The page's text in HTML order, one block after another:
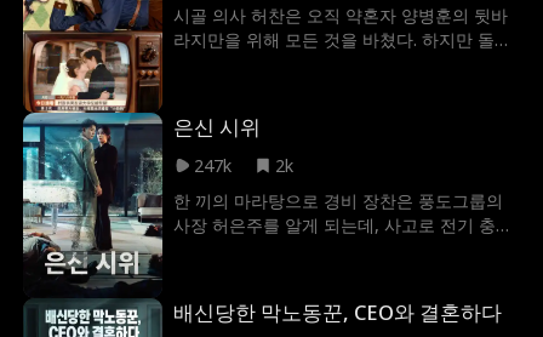
시골 의사 허찬은 오직 약혼자 양병훈의 뒷바
라지만을 위해 모든 것을 바쳤다. 하지만 돌아
리하려던 순간, 우연히 조직의 두목 송민우의
목숨을 구하게 된다. 목숨을 건진 송민우는 그
서는 냉혹하게 세상을 지배하는 거물. 하지만
허찬의 곁에서만큼은 그녀의 말에 복종하는
은신 시위
247k
2k
한 끼의 마라탕으로 경비 장찬은 풍도그룹의
사장 허은주를 알게 되는데, 사고로 전기 충격
대화하자.
배신당한 막노동꾼, CEO와 결혼하다